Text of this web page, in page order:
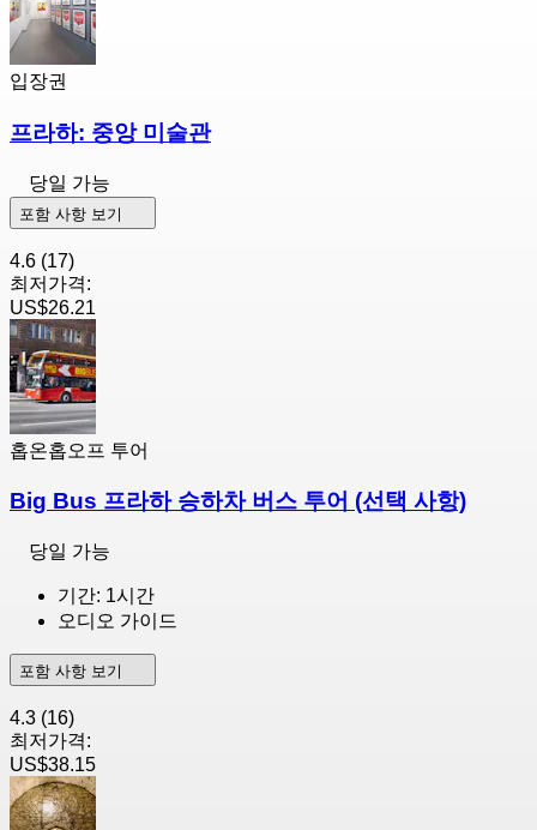
입장권
프라하: 중앙 미술관
당일 가능
포함 사항 보기
4.6 (17)
최저가격:
US$26.21
홉온홉오프 투어
Big Bus 프라하 승하차 버스 투어 (선택 사항)
당일 가능
기간: 1시간
오디오 가이드
포함 사항 보기
4.3 (16)
최저가격:
US$38.15